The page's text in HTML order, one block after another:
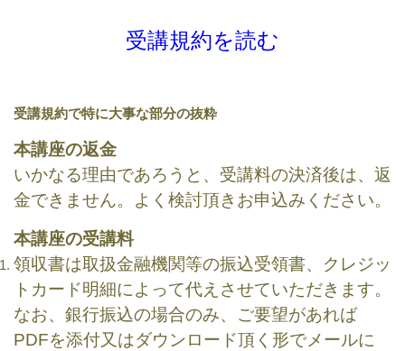
受講規約を読む
受講規約で特に大事な部分の抜粋
本講座の返金
いかなる理由であろうと、受講料の決済後は、返
金できません。よく検討頂きお申込みください。
本講座の受講料
領収書は取扱金融機関等の振込受領書、クレジッ
トカード明細によって代えさせていただきます。
なお、銀行振込の場合のみ、ご要望があれば
PDFを添付又はダウンロード頂く形でメールに